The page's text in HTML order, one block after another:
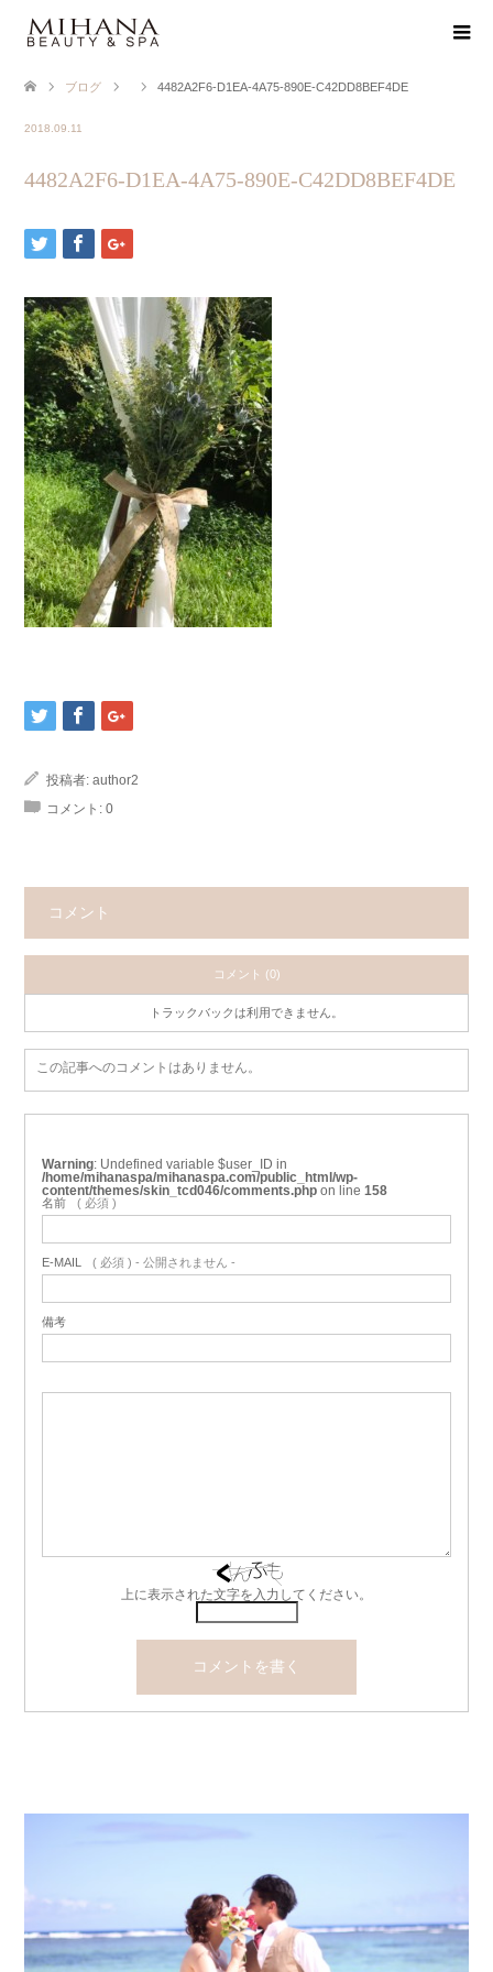
ブログ 4482A2F6-D1EA-4A75-890E-C42DD8BEF4DE
2018.09.11
4482A2F6-D1EA-4A75-890E-C42DD8BEF4DE
投稿者: author2
コメント: 0
コメント
コメント (0)
トラックバックは利用できません。
この記事へのコメントはありません。
Warning : Undefined variable $user_ID in
/home/mihanaspa/mihanaspa.com/public_html/wp-
content/themes/skin_tcd046/comments.php on line 158
名前 ( 必須 )
E-MAIL ( 必須 ) - 公開されません -
備考
上に表示された文字を入力してください。